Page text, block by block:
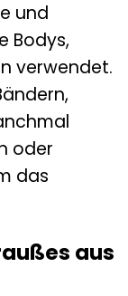
und
Bodys,
verwendet.
oder
das
aus